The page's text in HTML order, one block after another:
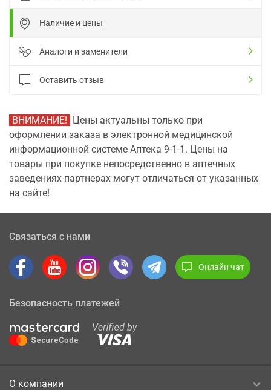
Наличие и цены
Аналоги и заменители
Оставить отзыв
ВНИМАНИЕ! Цены актуальны только при
оформлении заказа в электронной медицинской
информационной системе Аптека 9-1-1. Цены на
товары при покупке непосредственно в аптечных
заведениях-партнерах могут отличаться от указанных
на сайте!
Связаться с нами
Онлайн чат
Безопасность платежей
О компании